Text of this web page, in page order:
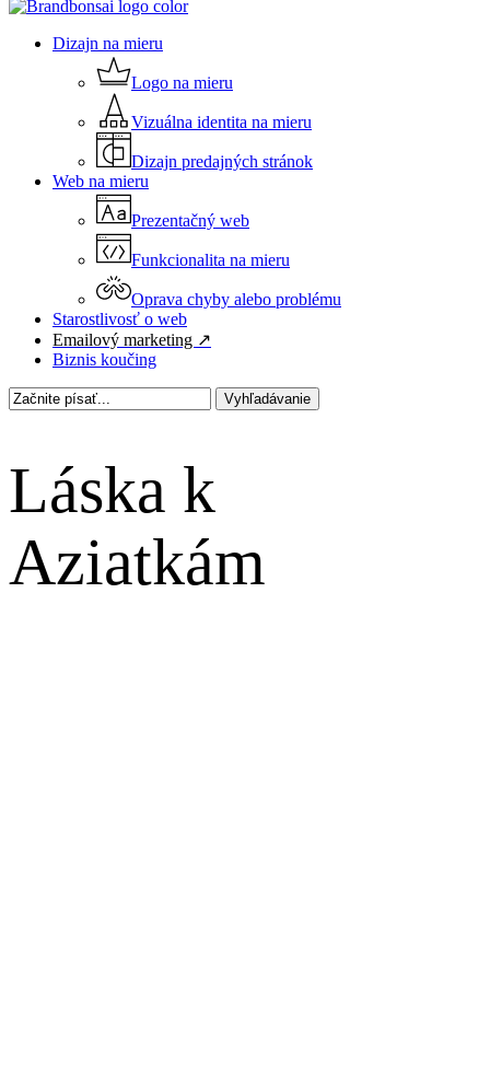
Menu Dizajn na mieru
Logo na mieru
Vizuálna identita na mieru
Dizajn predajných stránok
Web na mieru
Prezentačný web
Funkcionalita na mieru
Oprava chyby alebo problému
Starostlivosť o web
Emailový marketing ↗
Biznis koučing
Vyhľadávanie
Láska k
Aziatkám